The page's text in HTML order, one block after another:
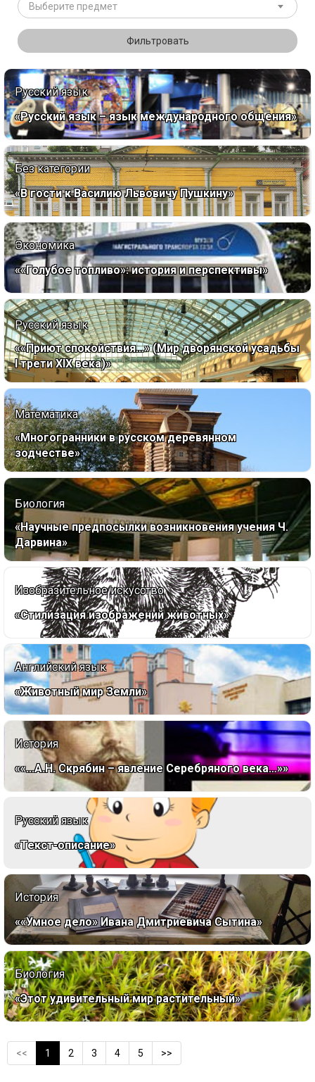
Выберите предмет
Фильтровать
Русский язык
«Русский язык – язык международного общения»
Без категории
«В гости к Василию Львовичу Пушкину»
Экономика
««Голубое топливо»: история и перспективы»
Русский язык
««Приют спокойствия…» (Мир дворянской усадьбы
I трети XIX века)»
Математика
«Многогранники в русском деревянном
зодчестве»
Биология
«Научные предпосылки возникновения учения Ч.
Дарвина»
Изобразительное искусство
«Стилизация изображений животных»
Английский язык
«Животный мир Земли»
История
««...А.Н. Скрябин – явление Серебряного века…»»
Русский язык
«Текст-описание»
История
««Умное дело» Ивана Дмитриевича Сытина»
Биология
«Этот удивительный мир растительный»
<< 1 2 3 4 5 >>